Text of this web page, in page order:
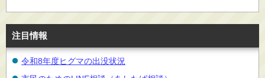
注目情報
令和8年度ヒグマの出没状況